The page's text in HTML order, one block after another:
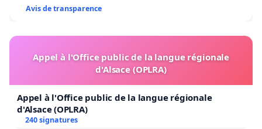
Avis de transparence
Appel à l'Office public de la langue régionale
d'Alsace (OPLRA)
Appel à l'Office public de la langue régionale
d'Alsace (OPLRA)
240 signatures